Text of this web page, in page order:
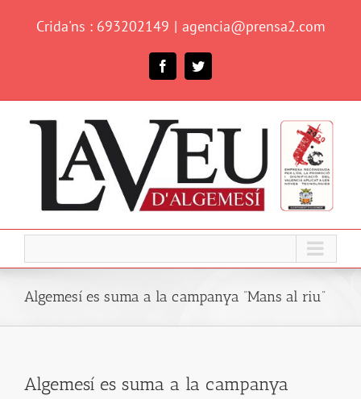
Crida'ns : 693202149 | agencia@prensa2.com
FacebookTwitter
Algemesí es suma a la campanya “Mans al riu”
Algemesí es suma a la campanya